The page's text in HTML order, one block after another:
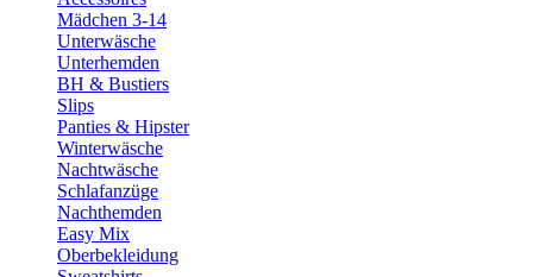
Mädchen 3-14
Unterwäsche
Unterhemden
BH & Bustiers
Slips
Panties & Hipster
Winterwäsche
Nachtwäsche
Schlafanzüge
Nachthemden
Easy Mix
Oberbekleidung